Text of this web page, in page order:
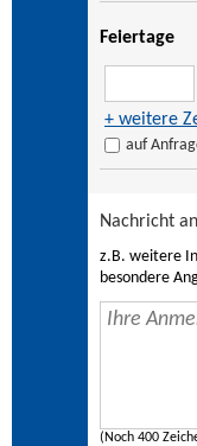
Feiertage
+ weitere
auf
Nachricht
z.B. weitere
besondere
(Noch 400